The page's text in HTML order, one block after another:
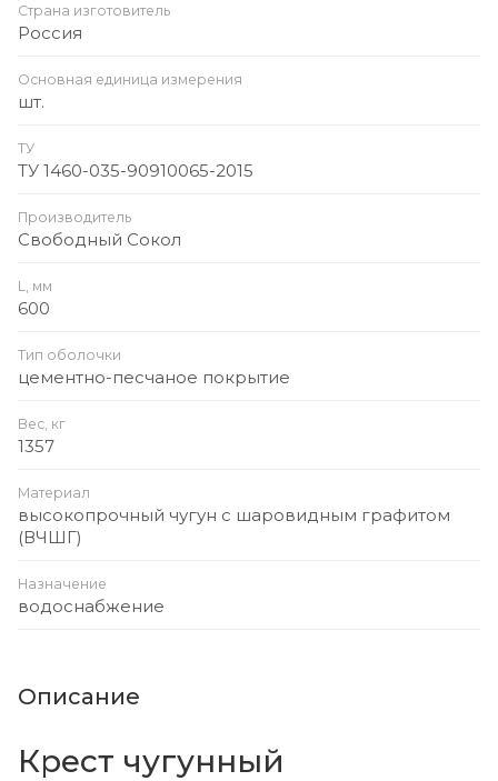
Страна изготовитель
Россия
Основная единица измерения
шт.
ТУ
ТУ 1460-035-90910065-2015
Производитель
Свободный Сокол
L, мм
600
Тип оболочки
цементно-песчаное покрытие
Вес, кг
1357
Материал
высокопрочный чугун с шаровидным графитом
(ВЧШГ)
Назначение
водоснабжение
Описание
Крест чугунный